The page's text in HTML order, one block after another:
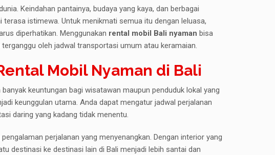
Keindahan pantainya, budaya yang kaya, dan berbagai
istimewa. Untuk menikmati semua itu dengan leluasa,
diperhatikan. Menggunakan rental mobil Bali nyaman bisa
oleh jadwal transportasi umum atau keramaian.
Mobil Nyaman di Bali
keuntungan bagi wisatawan maupun penduduk lokal yang
keunggulan utama. Anda dapat mengatur jadwal perjalanan
daring yang kadang tidak menentu.
perjalanan yang menyenangkan. Dengan interior yang
destinasi ke destinasi lain di Bali menjadi lebih santai dan